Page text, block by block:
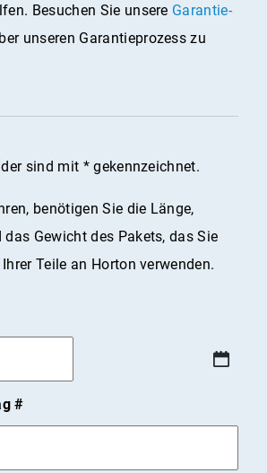
Besuchen Sie unsere Garantie-
unseren Garantieprozess zu
sind mit *gekennzeichnet.
benötigen Sie die Länge,
das Gewicht des Pakets, das Sie
Teile an Horton verwenden.
#